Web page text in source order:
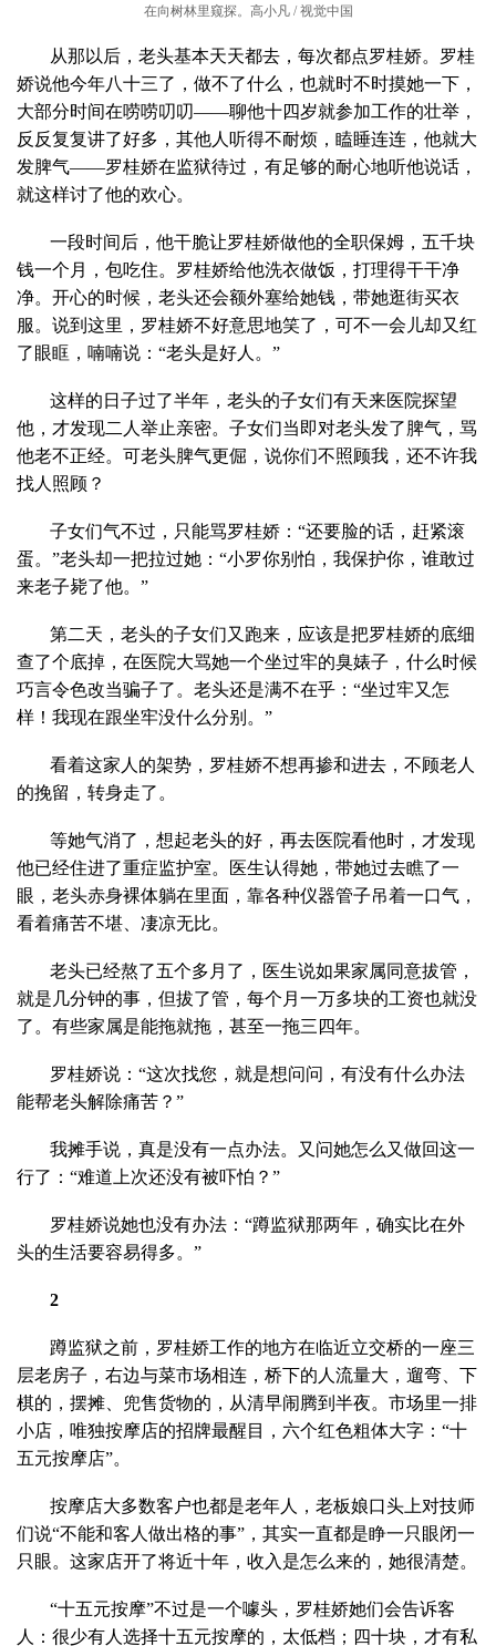
在向树林里窥探。高小凡 / 视觉中国
从那以后，老头基本天天都去，每次都点罗桂娇。罗桂
娇说他今年八十三了，做不了什么，也就时不时摸她一下，
大部分时间在唠唠叨叨——聊他十四岁就参加工作的壮举，
反反复复讲了好多，其他人听得不耐烦，瞌睡连连，他就大
发脾气——罗桂娇在监狱待过，有足够的耐心地听他说话，
就这样讨了他的欢心。
一段时间后，他干脆让罗桂娇做他的全职保姆，五千块
钱一个月，包吃住。罗桂娇给他洗衣做饭，打理得干干净
净。开心的时候，老头还会额外塞给她钱，带她逛街买衣
服。说到这里，罗桂娇不好意思地笑了，可不一会儿却又红
了眼眶，喃喃说：“老头是好人。”
这样的日子过了半年，老头的子女们有天来医院探望
他，才发现二人举止亲密。子女们当即对老头发了脾气，骂
他老不正经。可老头脾气更倔，说你们不照顾我，还不许我
找人照顾？
子女们气不过，只能骂罗桂娇：“还要脸的话，赶紧滚
蛋。”老头却一把拉过她：“小罗你别怕，我保护你，谁敢过
来老子毙了他。”
第二天，老头的子女们又跑来，应该是把罗桂娇的底细
查了个底掉，在医院大骂她一个坐过牢的臭婊子，什么时候
巧言令色改当骗子了。老头还是满不在乎：“坐过牢又怎
样！我现在跟坐牢没什么分别。”
看着这家人的架势，罗桂娇不想再掺和进去，不顾老人
的挽留，转身走了。
等她气消了，想起老头的好，再去医院看他时，才发现
他已经住进了重症监护室。医生认得她，带她过去瞧了一
眼，老头赤身裸体躺在里面，靠各种仪器管子吊着一口气，
看着痛苦不堪、凄凉无比。
老头已经熬了五个多月了，医生说如果家属同意拔管，
就是几分钟的事，但拔了管，每个月一万多块的工资也就没
了。有些家属是能拖就拖，甚至一拖三四年。
罗桂娇说：“这次找您，就是想问问，有没有什么办法
能帮老头解除痛苦？”
我摊手说，真是没有一点办法。又问她怎么又做回这一
行了：“难道上次还没有被吓怕？”
罗桂娇说她也没有办法：“蹲监狱那两年，确实比在外
头的生活要容易得多。”
2
蹲监狱之前，罗桂娇工作的地方在临近立交桥的一座三
层老房子，右边与菜市场相连，桥下的人流量大，遛弯、下
棋的，摆摊、兜售货物的，从清早闹腾到半夜。市场里一排
小店，唯独按摩店的招牌最醒目，六个红色粗体大字：“十
五元按摩店”。
按摩店大多数客户也都是老年人，老板娘口头上对技师
们说“不能和客人做出格的事”，其实一直都是睁一只眼闭一
只眼。这家店开了将近十年，收入是怎么来的，她很清楚。
“十五元按摩”不过是一个噱头，罗桂娇她们会告诉客
人：很少有人选择十五元按摩的，太低档；四十块，才有私